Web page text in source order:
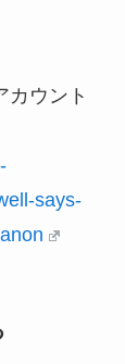
カウント
says-